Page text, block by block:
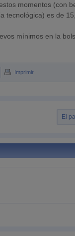
momentos (con
tecnológica) es de
mínimos en la
Imprimir
El